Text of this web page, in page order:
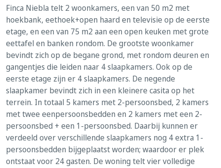
Finca Niebla telt 2 woonkamers, een van 50 m2 met
hoekbank, eethoek+open haard en televisie op de eerste
etage, en een van 75 m2 aan een open keuken met grote
eettafel en banken rondom. De grootste woonkamer
bevindt zich op de begane grond, met rondom deuren en
gangentjes die leiden naar 4 slaapkamers. Ook op de
eerste etage zijn er 4 slaapkamers. De negende
slaapkamer bevindt zich in een kleinere casita op het
terrein. In totaal 5 kamers met 2-persoonsbed, 2 kamers
met twee eenpersoonsbedden en 2 kamers met een 2-
persoonsbed + een 1-persoonsbed. Daarbij kunnen er
verdeeld over verschillende slaapkamers nog 4 extra 1-
persoonsbedden bijgeplaatst worden; waardoor er plek
ontstaat voor 24 gasten. De woning telt vier volledige